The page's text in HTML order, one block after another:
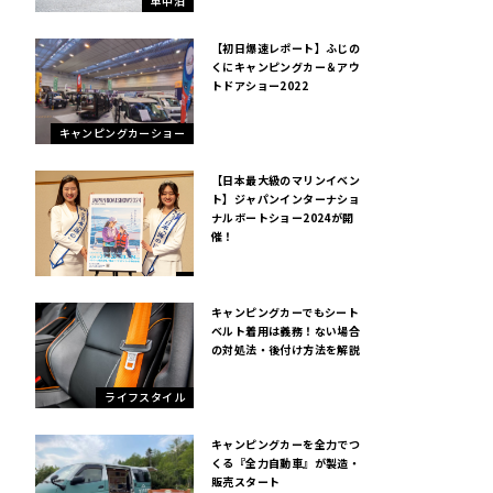
キャンピングカーショー
【初日爆速レポート】ふじの
くにキャンピングカー＆アウ
トドアショー2022
【日本最大級のマリンイベン
ト】ジャパンインターナショ
ナルボートショー2024が開
催！
ライフスタイル
キャンピングカーでもシート
ベルト着用は義務！ない場合
の対処法・後付け方法を解説
キャンピングカーを全力でつ
くる『全力自動車』が製造・
販売スタート